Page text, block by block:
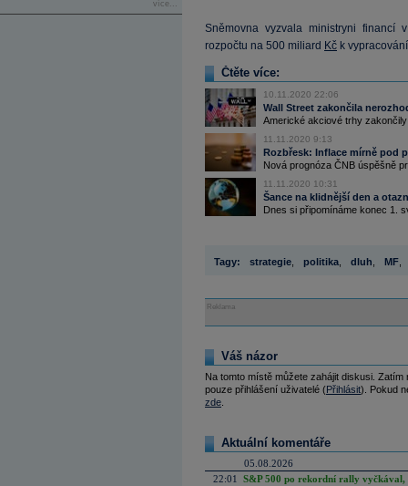
více...
Sněmovna vyzvala ministryni financí
rozpočtu na 500 miliard Kč k
Čtěte více:
10.11.2020 22:06
Wall Street zakončila
Americké akciové trhy
11.11.2020 9:13
Rozbřesk: Inflace mírně pod
Nová prognóza ČNB úspěšně
11.11.2020 10:31
Šance na klidnější den a
Dnes si připomínáme konec 1.
Tagy: strategie politika dluh MF
Reklama
Váš názor
Na tomto místě můžete zahájit diskusi.
pouze přihlášení uživatelé (Přihlásit). Pokud
zde
Aktuální komentáře
05.08.2026
22:01
S&P 500 po rekordní rally vyčkával,